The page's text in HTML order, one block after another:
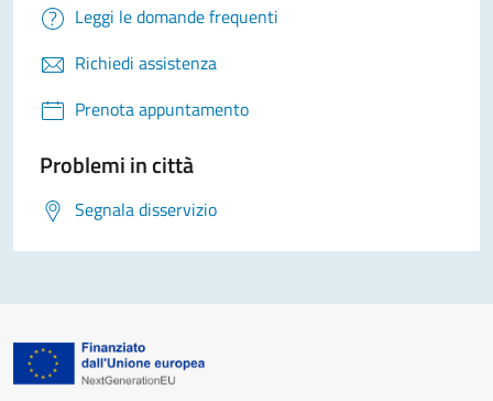
Leggi le domande frequenti
Richiedi assistenza
Prenota appuntamento
Problemi in città
Segnala disservizio